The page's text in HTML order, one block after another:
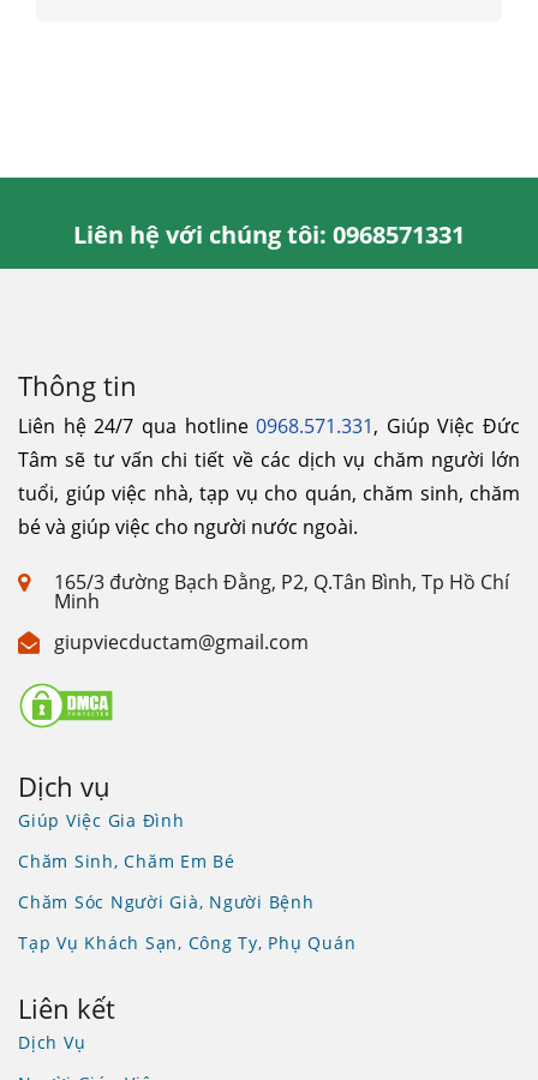
Liên hệ với chúng tôi: 0968571331
Thông tin
Liên hệ 24/7 qua hotline0968.571.331, Giúp Việc Đức
Tâm sẽ tư vấn chi tiết về các dịch vụ chăm người lớn
tuổi, giúp việc nhà, tạp vụ cho quán, chăm sinh, chăm
bé và giúp việc cho người nước ngoài.
165/3 đường Bạch Đằng, P2, Q.Tân Bình, Tp Hồ Chí
Minh
giupviecductam@gmail.com
Dịch vụ
Giúp Việc Gia Đình
Chăm Sinh, Chăm Em Bé
Chăm Sóc Người Già, Người Bệnh
Tạp Vụ Khách Sạn, Công Ty, Phụ Quán
Liên kết
Dịch Vụ